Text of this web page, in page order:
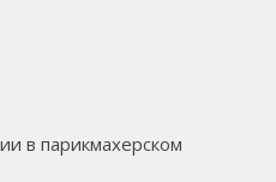
в парикмахерском